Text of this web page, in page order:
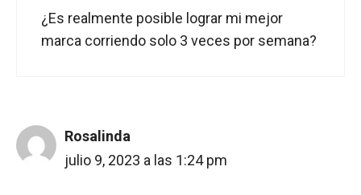
¿Es realmente posible lograr mi mejor
marca corriendo solo 3 veces por semana?
Rosalinda
julio 9, 2023 a las 1:24 pm